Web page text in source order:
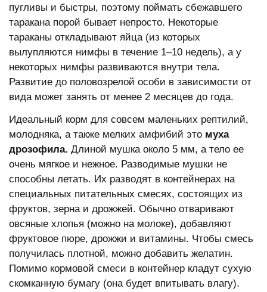
пугливы и быстры, поэтому поймать сбежавшего
таракана порой бывает непросто. Некоторые
тараканы откладывают яйца (из которых
вылупляются нимфы в течение 1–10 недель), а у
некоторых нимфы развиваются внутри тела.
Развитие до половозрелой особи в зависимости от
вида может занять от менее 2 месяцев до года.
Идеальный корм для совсем маленьких рептилий,
молодняка, а также мелких амфибий это муха
дрозофила. Длиной мушка около 5 мм, а тело ее
очень мягкое и нежное. Разводимые мушки не
способны летать. Их разводят в контейнерах на
специальных питательных смесях, состоящих из
фруктов, зерна и дрожжей. Обычно отваривают
овсяные хлопья (можно на молоке), добавляют
фруктовое пюре, дрожжи и витамины. Чтобы смесь
получилась плотной, можно добавить желатин.
Помимо кормовой смеси в контейнер кладут сухую
скомканную бумагу (она будет впитывать влагу).